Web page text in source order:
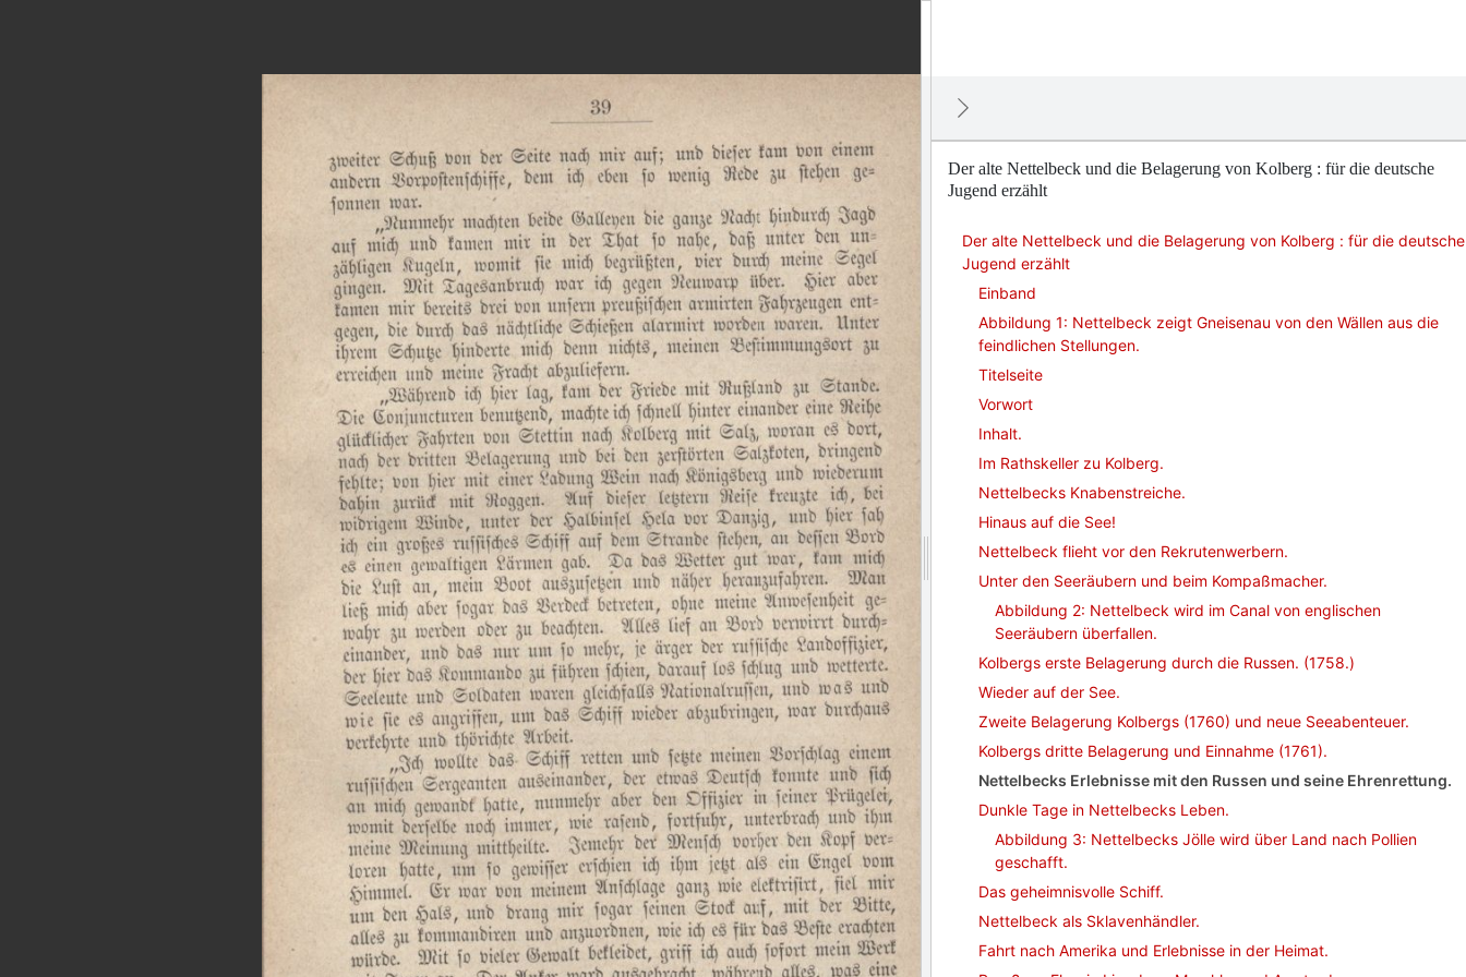
Der alte Nettelbeck und die Belagerung von Kolberg : für die deutsche
Jugend erzählt
Der alte Nettelbeck und die Belagerung von Kolberg : für die deutsche
Jugend erzählt
Einband
Abbildung 1: Nettelbeck zeigt Gneisenau von den Wällen aus die
feindlichen Stellungen.
Titelseite
Vorwort
Inhalt.
Im Rathskeller zu Kolberg.
Nettelbecks Knabenstreiche.
Hinaus auf die See!
Nettelbeck flieht vor den Rekrutenwerbern.
Unter den Seeräubern und beim Kompaßmacher.
Abbildung 2: Nettelbeck wird im Canal von englischen
Seeräubern überfallen.
Kolbergs erste Belagerung durch die Russen. (1758.)
Wieder auf der See.
Zweite Belagerung Kolbergs (1760) und neue Seeabenteuer.
Kolbergs dritte Belagerung und Einnahme (1761).
Nettelbecks Erlebnisse mit den Russen und seine Ehrenrettung.
Dunkle Tage in Nettelbecks Leben.
Abbildung 3: Nettelbecks Jölle wird über Land nach Pollien
geschafft.
Das geheimnisvolle Schiff.
Nettelbeck als Sklavenhändler.
Fahrt nach Amerika und Erlebnisse in der Heimat.